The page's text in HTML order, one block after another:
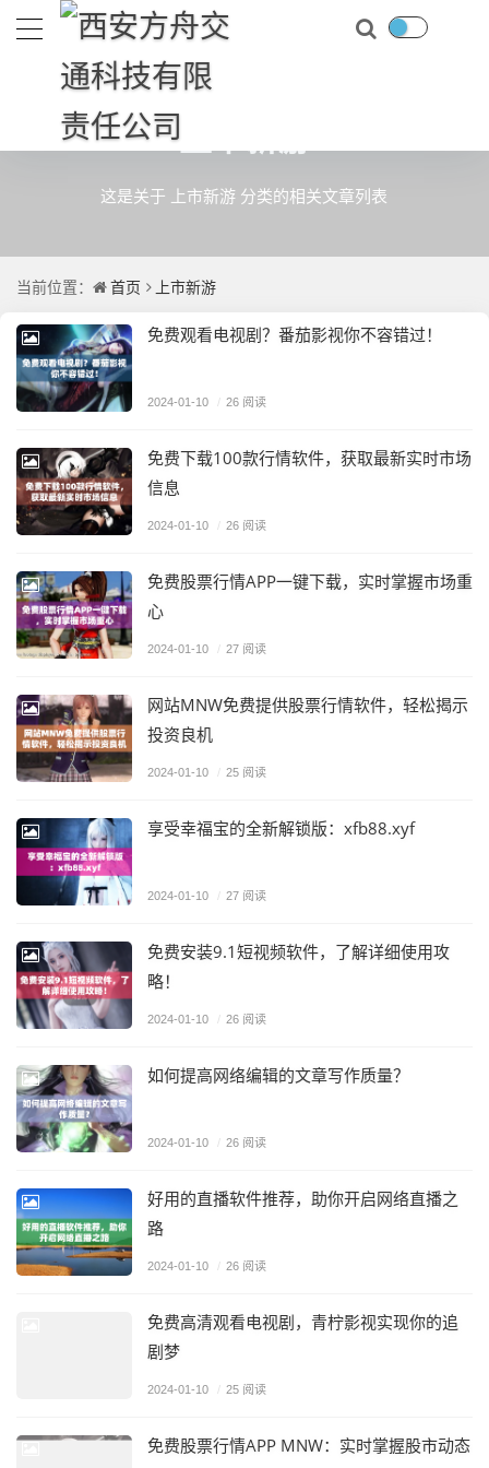
这是关于 上市新游 分类的相关文章列表
当前位置： 首页 上市新游
免费观看电视剧？番茄影视你不容错过！
2024-01-10 / 26 阅读
免费下载100款行情软件，获取最新实时市场
信息
2024-01-10 / 26 阅读
免费股票行情APP一键下载，实时掌握市场重
心
2024-01-10 / 27 阅读
网站MNW免费提供股票行情软件，轻松揭示
投资良机
2024-01-10 / 25 阅读
享受幸福宝的全新解锁版：xfb88.xyf
2024-01-10 / 27 阅读
免费安装9.1短视频软件，了解详细使用攻
略！
2024-01-10 / 26 阅读
如何提高网络编辑的文章写作质量？
2024-01-10 / 26 阅读
好用的直播软件推荐，助你开启网络直播之
路
2024-01-10 / 26 阅读
免费高清观看电视剧，青柠影视实现你的追
剧梦
2024-01-10 / 25 阅读
免费股票行情APP MNW：实时掌握股市动态